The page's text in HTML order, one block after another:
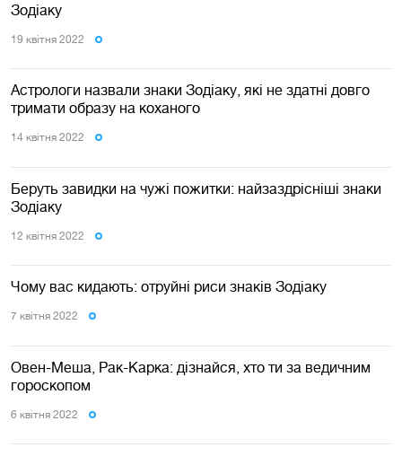
Зодіаку
19 квiтня 2022
Астрологи назвали знаки Зодіаку, які не здатні довго
тримати образу на коханого
14 квiтня 2022
Беруть завидки на чужі пожитки: найзаздрісніші знаки
Зодіаку
12 квiтня 2022
Чому вас кидають: отруйні риси знаків Зодіаку
7 квiтня 2022
Овен-Меша, Рак-Карка: дізнайся, хто ти за ведичним
гороскопом
6 квiтня 2022